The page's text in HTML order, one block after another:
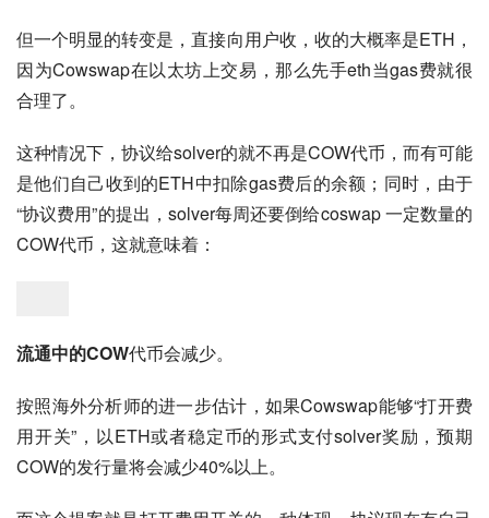
但一个明显的转变是，直接向用户收，收的大概率是ETH，
因为Cowswap在以太坊上交易，那么先手eth当gas费就很
合理了。
这种情况下，协议给solver的就不再是COW代币，而有可能
是他们自己收到的ETH中扣除gas费后的余额；同时，由于
“协议费用”的提出，solver每周还要倒给coswap 一定数量的
COW代币，这就意味着：
流通中的COW代币会减少。
按照海外分析师的进一步估计，如果Cowswap能够“打开费
用开关”，以ETH或者稳定币的形式支付solver奖励，预期
COW的发行量将会减少40%以上。